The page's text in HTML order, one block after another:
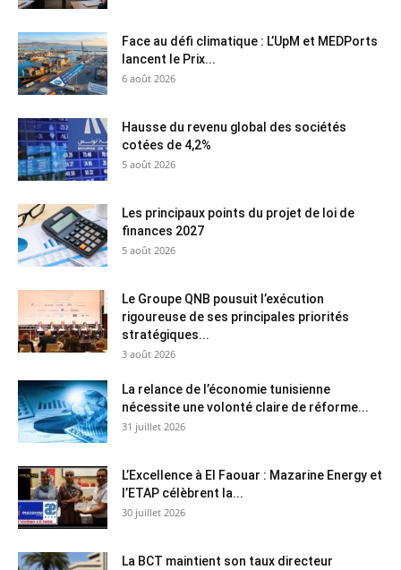
Face au défi climatique : L’UpM et MEDPorts
lancent le Prix...
6 août 2026
Hausse du revenu global des sociétés
cotées de 4,2%
5 août 2026
Les principaux points du projet de loi de
finances 2027
5 août 2026
Le Groupe QNB pousuit l’exécution
rigoureuse de ses principales priorités
stratégiques...
3 août 2026
La relance de l’économie tunisienne
nécessite une volonté claire de réforme...
31 juillet 2026
L’Excellence à El Faouar : Mazarine Energy et
l’ETAP célèbrent la...
30 juillet 2026
La BCT maintient son taux directeur